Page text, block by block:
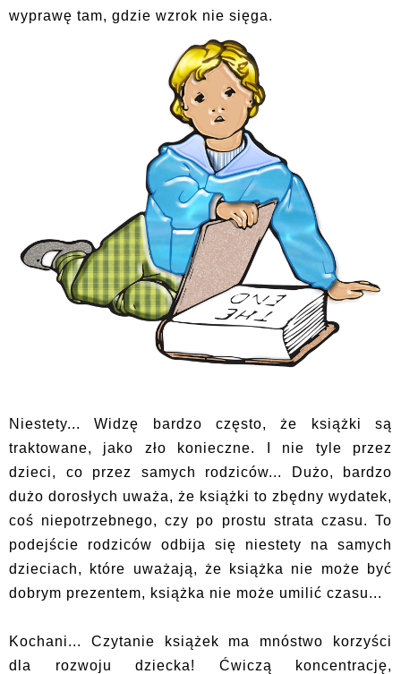
wyprawę tam, gdzie wzrok nie sięga.
Niestety... Widzę bardzo często, że książki są
traktowane, jako zło konieczne. I nie tyle przez
dzieci, co przez samych rodziców... Dużo, bardzo
dużo dorosłych uważa, że książki to zbędny wydatek,
coś niepotrzebnego, czy po prostu strata czasu. To
podejście rodziców odbija się niestety na samych
dzieciach, które uważają, że książka nie może być
dobrym prezentem, książka nie może umilić czasu...
Kochani... Czytanie książek ma mnóstwo korzyści
dla rozwoju dziecka! Ćwiczą koncentrację,